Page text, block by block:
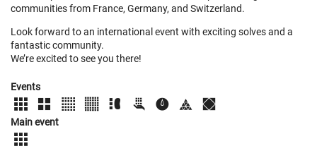
communities from France, Germany, and Switzerland.
Look forward to an international event with exciting solves and a
fantastic community.
We’re excited to see you there!
Events
Main event